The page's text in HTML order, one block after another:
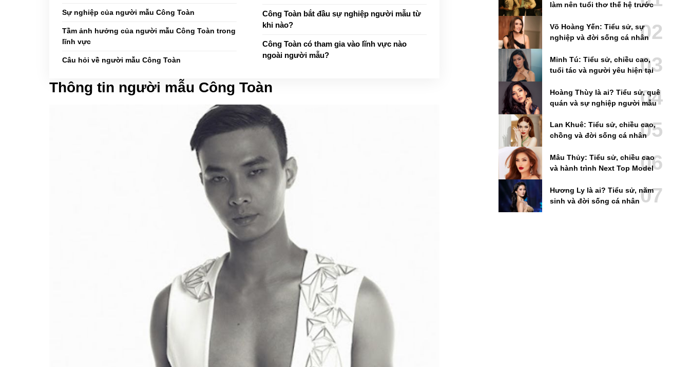
Sự nghiệp của người mẫu Công Toàn
Tầm ảnh hưởng của người mẫu Công Toàn trong
lĩnh vực
Câu hỏi về người mẫu Công Toàn
Công Toàn bắt đầu sự nghiệp người mẫu từ
khi nào?
Công Toàn có tham gia vào lĩnh vực nào
ngoài người mẫu?
Thông tin người mẫu Công Toàn
làm nên tuổi thơ thế hệ trước
Võ Hoàng Yến: Tiểu sử, sự
nghiệp và đời sống cá nhân
Minh Tú: Tiểu sử, chiều cao,
tuổi tác và người yêu hiện tại
Hoàng Thùy là ai? Tiểu sử, quê
quán và sự nghiệp người mẫu
Lan Khuê: Tiểu sử, chiều cao,
chồng và đời sống cá nhân
Mâu Thủy: Tiểu sử, chiều cao
và hành trình Next Top Model
Hương Ly là ai? Tiểu sử, năm
sinh và đời sống cá nhân